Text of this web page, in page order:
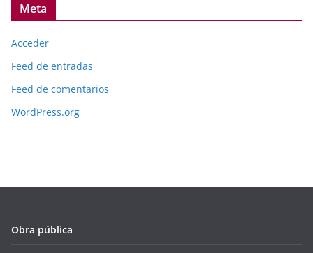
Meta
Acceder
Feed de entradas
Feed de comentarios
WordPress.org
Obra pública